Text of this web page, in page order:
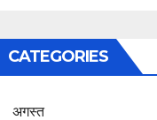
CATEGORIES
अगस्त